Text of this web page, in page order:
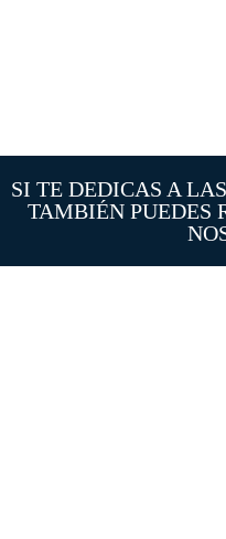
SI TE DEDICAS A
TAMBIÉN PUEDES